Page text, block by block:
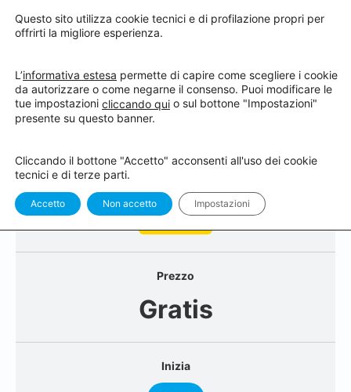
Registrazioni in Academy
Not Enrolled
Prezzo
Gratis
Inizia
Questo sito utilizza cookie tecnici e di profilazione propri per
offrirti la migliore esperienza.
L’informativa estesa permette di capire come scegliere i cookie
da autorizzare o come negarne il consenso. Puoi modificare le
tue impostazioni cliccando qui o sul bottone "Impostazioni"
presente su questo banner.
Cliccando il bottone "Accetto" acconsenti all'uso dei cookie
tecnici e di terze parti.
Accetto Non accetto Impostazioni